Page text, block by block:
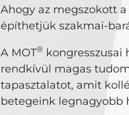
Ahogy az megszokott a
építhetjük szakmai-
A MOT®kongresszusai
rendkívül magas
tapasztalatot, amit
betegeink legnagyobb